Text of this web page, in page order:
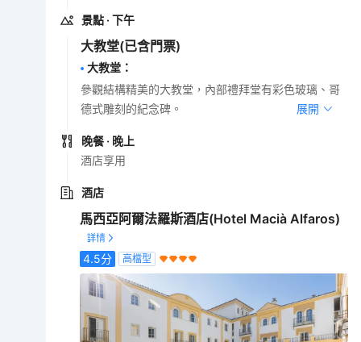
景點 · 下午
大教堂(已含門票)
大教堂 ：
參觀結構精美的大教堂，內部禮拜堂有彩色玻璃、哥
德式雕刻的紀念碑。
展開
晚餐 · 晚上
酒店享用
酒店
馬西亞阿爾法羅斯酒店(Hotel Macià Alfaros)
4.5分 高檔型